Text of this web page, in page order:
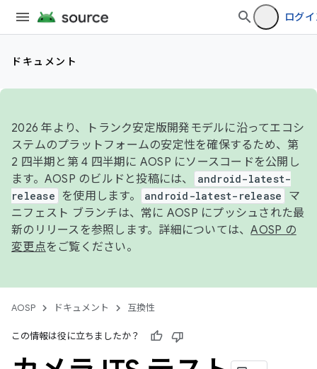
ログ
ドキュメント
2026 年より、トランク安定版開発モデルに沿ってエコシ
ステムのプラットフォームの安定性を確保するため、第
2 四半期と第 4 四半期に AOSP にソースコードを公開し
ます。AOSP のビルドと投稿には、
android-latest-
release
を使用します。 android-latest-release
マ
ニフェスト ブランチは、常に AOSP にプッシュされた最
新のリリースを参照します。詳細については、AOSP の
変更点をご覧ください。
AOSP ドキュメント 互換性
この情報は役に立ちましたか？